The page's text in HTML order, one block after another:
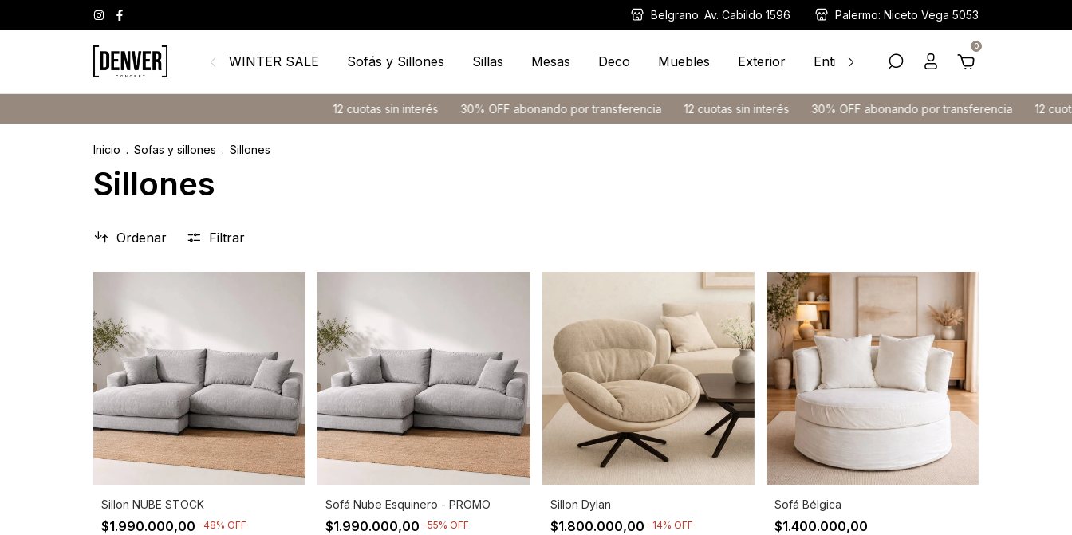
Belgrano: Av. Cabildo 1596 Palermo: Niceto Vega 5053
WINTER SALE Sofás y Sillones Sillas Mesas Deco Muebles Exterior Entrega Inmediata Ayuda
0
12 cuotas sin interés 30% OFF abonando por transferencia 12 cuotas sin interés 30% OFF abonando por transferencia 12 cuotas sin interés
Inicio . Sofas y sillones . Sillones
Sillones
Ordenar Filtrar
Sillon NUBE STOCK
$1.990.000,00 -48% OFF
Sofá Nube Esquinero - PROMO
$1.990.000,00 -55% OFF
Sillon Dylan
$1.800.000,00 -14% OFF
Sofá Bélgica
$1.400.000,00